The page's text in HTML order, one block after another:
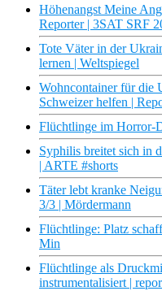
Höhenangst Meine
Reporter | 3SAT SRF
Tote Väter in der
lernen | Weltspiegel
Wohncontainer für die
Schweizer helfen |
Flüchtlinge im Horror-
Syphilis breitet sich in
| ARTE #shorts
Täter lebt kranke
3/3 | Mördermann
Flüchtlinge: Platz
Min
Flüchtlinge als
instrumentalisiert |